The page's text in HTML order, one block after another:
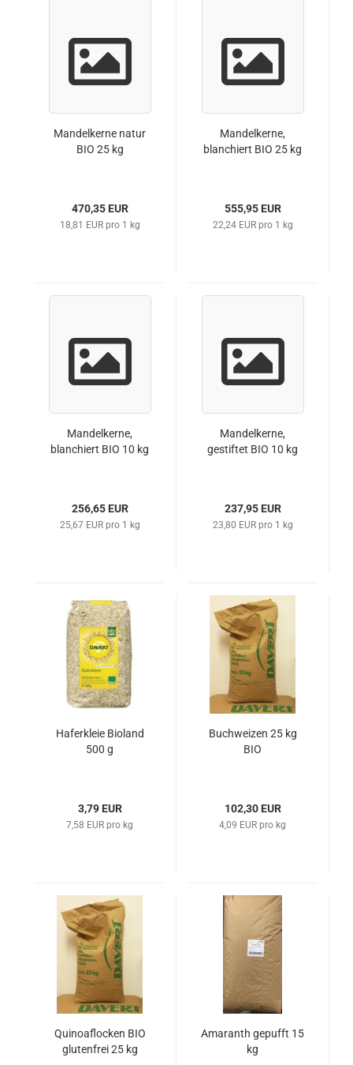
Mandelkerne natur
BIO 25 kg
470,35 EUR
18,81 EUR pro 1 kg
Mandelkerne,
blanchiert BIO 25 kg
555,95 EUR
22,24 EUR pro 1 kg
Mandelkerne,
blanchiert BIO 10 kg
256,65 EUR
25,67 EUR pro 1 kg
Mandelkerne,
gestiftet BIO 10 kg
237,95 EUR
23,80 EUR pro 1 kg
Haferkleie Bioland
500 g
3,79 EUR
7,58 EUR pro kg
Buchweizen 25 kg
BIO
102,30 EUR
4,09 EUR pro kg
Quinoaflocken BIO
glutenfrei 25 kg
Amaranth gepufft 15
kg